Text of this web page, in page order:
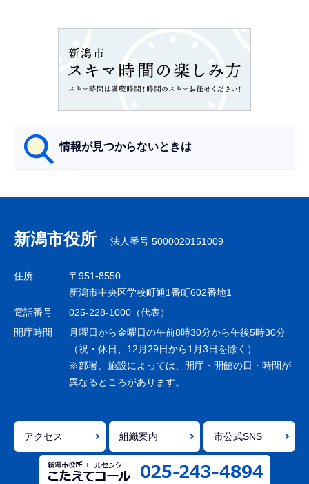
情報が見つからないときは
ナ
ビ
ゲ
シ
ョ
で
新潟市役所 法人番号 5000020151009
住所
〒951-8550
新潟市中央区学校町通1番町602番地1
電話番号
025-228-1000（代表）
開庁時間
月曜日から金曜日の午前8時30分から午後5時30分
（祝・休日、12月29日から1月3日を除く）
※部署、施設によっては、開庁・開館の日・時間が
異なるところがあります。
アクセス 組織案内 市公式SNS